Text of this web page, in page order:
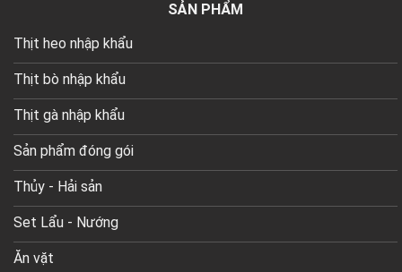
SẢN PHẨM
Thịt heo nhập khẩu
Thịt bò nhập khẩu
Thịt gà nhập khẩu
Sản phẩm đóng gói
Thủy - Hải sản
Set Lẩu - Nướng
Ăn vặt